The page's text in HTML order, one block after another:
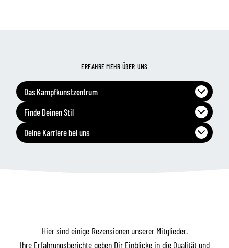
ERFAHRE MEHR ÜBER UNS
Das Kampfkunstzentrum
Finde Deinen Stil
Deine Karriere bei uns
Hier sind einige Rezensionen unserer Mitglieder.
Ihre Erfahrungsberichte geben Dir Einblicke in die Qualität und